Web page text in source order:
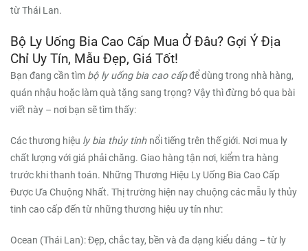
từ Thái Lan.
Bộ Ly Uống Bia Cao Cấp Mua Ở Đâu? Gợi Ý Địa
Chỉ Uy Tín, Mẫu Đẹp, Giá Tốt!
Bạn đang cần tìm bộ ly uống bia cao cấpđể dùng trong nhà hàng,
quán nhậu hoặc làm quà tặng sang trọng? Vậy thì đừng bỏ qua bài
viết này – nơi bạn sẽ tìm thấy:
Các thương hiệu ly bia thủy tinh nổi tiếng trên thế giới. Nơi mua ly
chất lượng với giá phải chăng. Giao hàng tận nơi, kiểm tra hàng
trước khi thanh toán. Những Thương Hiệu Ly Uống Bia Cao Cấp
Được Ưa Chuộng Nhất. Thị trường hiện nay chuộng các mẫu ly thủy
tinh cao cấp đến từ những thương hiệu uy tín như:
Ocean (Thái Lan): Đẹp, chắc tay, bền và đa dạng kiểu dáng – từ ly